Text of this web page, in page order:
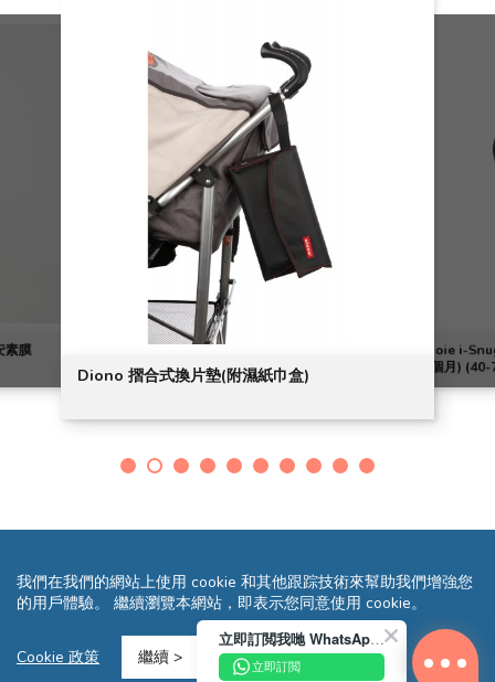
素膜
Diono 摺合式換片墊(附濕紙巾盒)
Joie i-
個月)
隱私聲明 常見問題 網站地圖
我們在我們的網站上使用 cookie 和其他跟踪技術來幫助我們增強您
的用戶體驗。 繼續瀏覽本網站，即表示您同意使用 cookie。
Cookie 政策 繼續 >
立即訂閲我哋 WhatsApp 即送您 HK$10 迎新優惠券!
立即訂閲